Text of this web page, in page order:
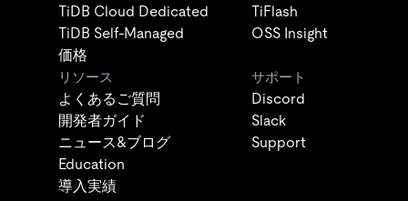
TiDB Cloud Dedicated
TiDB Self-Managed
価格
TiFlash
OSS Insight
リソース
よくあるご質問
開発者ガイド
ニュース&ブログ
Education
導入実績
サポート
Discord
Slack
Support